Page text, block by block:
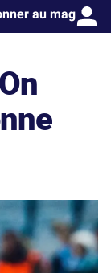
au mag
On